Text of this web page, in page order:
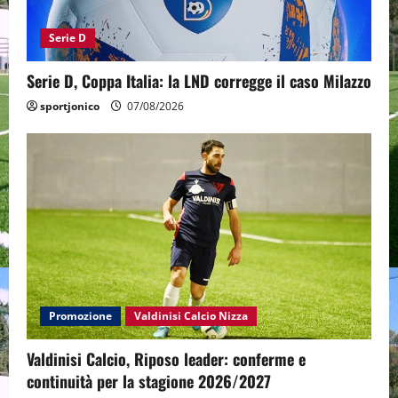
Serie D
Serie D, Coppa Italia: la LND corregge il caso Milazzo
sportjonico 07/08/2026
Promozione Valdinisi Calcio Nizza
Valdinisi Calcio, Riposo leader: conferme e
continuità per la stagione 2026/2027